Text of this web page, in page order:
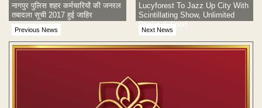
Previous News
नागपुर पुलिस शहर कर्मचारियों की जनरल
तबादला सूची 2017 हुई जाहिर
Next News
Lucyforest To Jazz Up City With
Scintillating Show, Unlimited
Drinks & Food